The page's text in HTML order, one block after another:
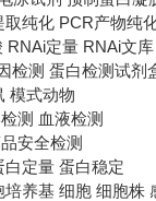
取纯化 PCR产物纯
RNAi定量 RNAi文库
检测 蛋白检测试剂
模式动物
测 血液检测
安全检测
白定量 蛋白稳定
培养基 细胞 细胞株